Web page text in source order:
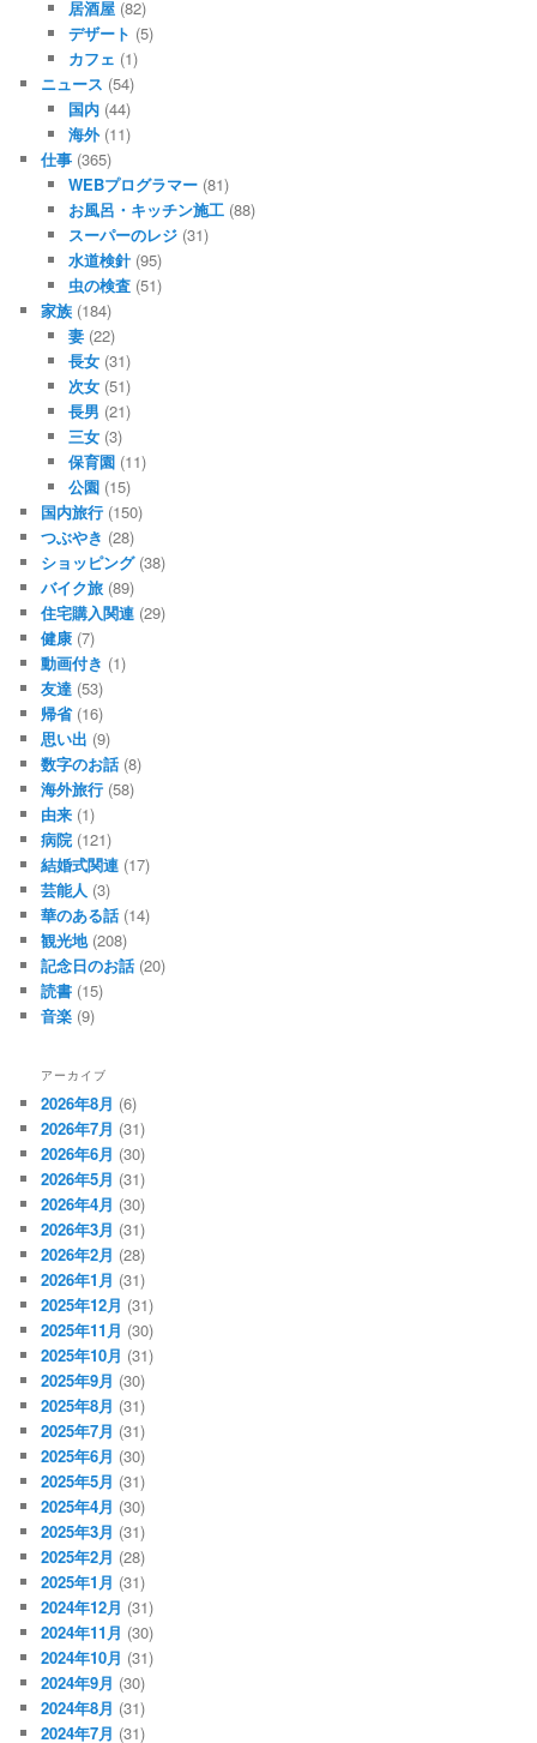
居酒屋(82)
デザート (5)
カフェ (1)
ニュース (54)
国内(44)
海外(11)
仕事 (365)
WEBプログラマー(81)
お風呂・キッチン施工(88)
スーパーのレジ(31)
水道検針(95)
虫の検査(51)
家族 (184)
妻(22)
長女(31)
次女(51)
長男 (21)
三女(3)
保育園(11)
公園(15)
国内旅行 (150)
つぶやき (28)
ショッピング(38)
バイク旅 (89)
住宅購入関連 (29)
健康 (7)
動画付き (1)
友達 (53)
帰省(16)
思い出 (9)
数字のお話 (8)
海外旅行 (58)
由来 (1)
病院 (121)
結婚式関連 (17)
芸能人 (3)
華のある話 (14)
観光地(208)
記念日のお話 (20)
読書 (15)
音楽 (9)
アーカイブ
2026年8月 (6)
2026年7月 (31)
2026年6月 (30)
2026年5月 (31)
2026年4月 (30)
2026年3月 (31)
2026年2月 (28)
2026年1月 (31)
2025年12月 (31)
2025年11月 (30)
2025年10月 (31)
2025年9月 (30)
2025年8月 (31)
2025年7月 (31)
2025年6月 (30)
2025年5月 (31)
2025年4月 (30)
2025年3月 (31)
2025年2月 (28)
2025年1月 (31)
2024年12月 (31)
2024年11月 (30)
2024年10月 (31)
2024年9月 (30)
2024年8月 (31)
2024年7月 (31)